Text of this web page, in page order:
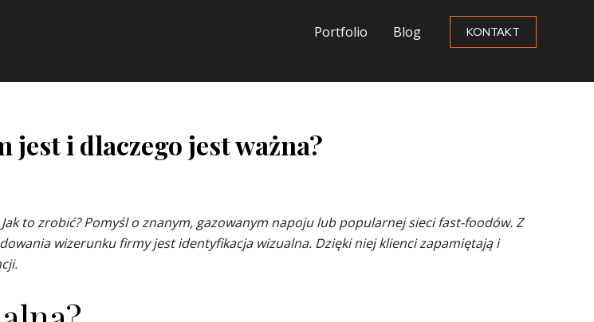
Portfolio Blog KONTAKT
i dlaczego jest ważna?
to zrobić? Pomyśl o znanym, gazowanym napoju lub popularnej sieci fast-foodów. Z
wizerunku firmy jest identyfikacja wizualna. Dzięki niej klienci zapamiętają i